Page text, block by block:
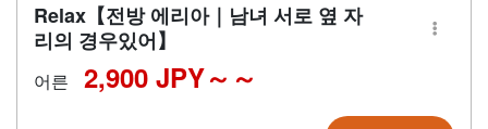
Relax【전방 에리아｜남녀 서로 옆 자
리의 경우있어】
어른 2,900 JPY～